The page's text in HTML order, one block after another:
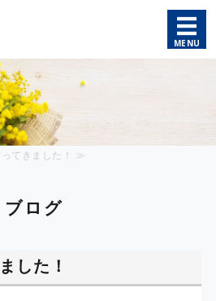
線・ケーブルの配線・配管工事の佐々
MENU
てきました！ ≫
ブログ
した！